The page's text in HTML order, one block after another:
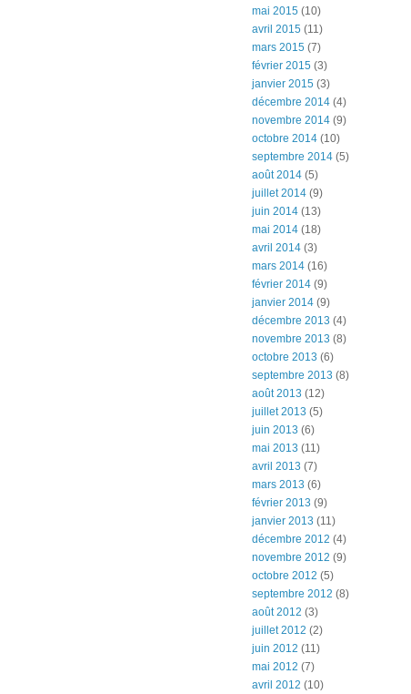
mai 2015 (10)
avril 2015 (11)
mars 2015 (7)
février 2015 (3)
janvier 2015 (3)
décembre 2014 (4)
novembre 2014 (9)
octobre 2014 (10)
septembre 2014 (5)
août 2014 (5)
juillet 2014 (9)
juin 2014 (13)
mai 2014 (18)
avril 2014 (3)
mars 2014 (16)
février 2014 (9)
janvier 2014 (9)
décembre 2013 (4)
novembre 2013 (8)
octobre 2013 (6)
septembre 2013 (8)
août 2013 (12)
juillet 2013 (5)
juin 2013 (6)
mai 2013 (11)
avril 2013 (7)
mars 2013 (6)
février 2013 (9)
janvier 2013 (11)
décembre 2012 (4)
novembre 2012 (9)
octobre 2012 (5)
septembre 2012 (8)
août 2012 (3)
juillet 2012 (2)
juin 2012 (11)
mai 2012 (7)
avril 2012 (10)